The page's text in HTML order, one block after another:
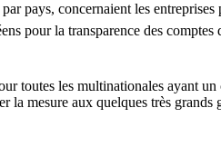
pays, concernaient les
pour la transparence des
les multinationales ayant
mesure aux quelques très grands